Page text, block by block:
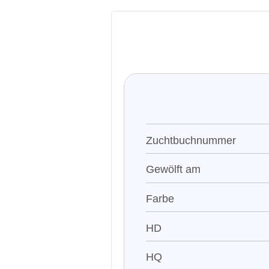
Zuchtbuchnummer
Gewölft am
Farbe
HD
HQ